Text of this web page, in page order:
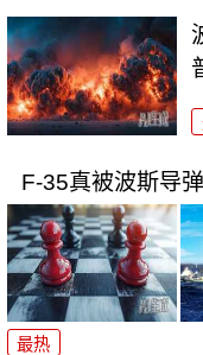
F-35真被波斯导
最热